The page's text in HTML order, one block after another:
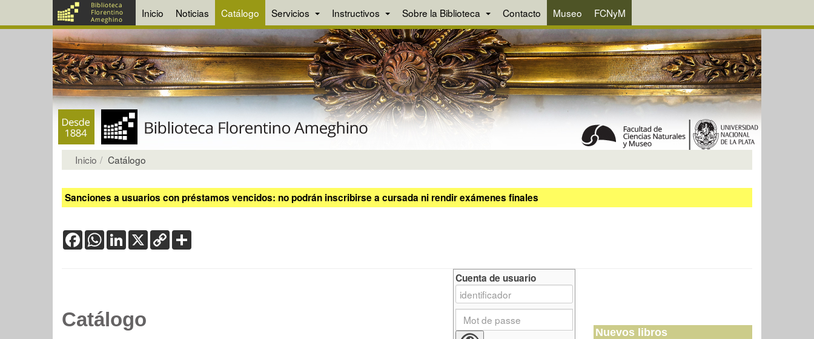
Inicio Noticias Catálogo Servicios Instructivos Sobre la Biblioteca Contacto Museo FCNyM
Inicio Catálogo
Sanciones a usuarios con préstamos vencidos: no podrán inscribirse a cursada ni rendir exámenes finales
FacebookWhatsApp
LinkedIn
X Copy
Link
Catálogo
Cuenta de usuario
Nuevos libros